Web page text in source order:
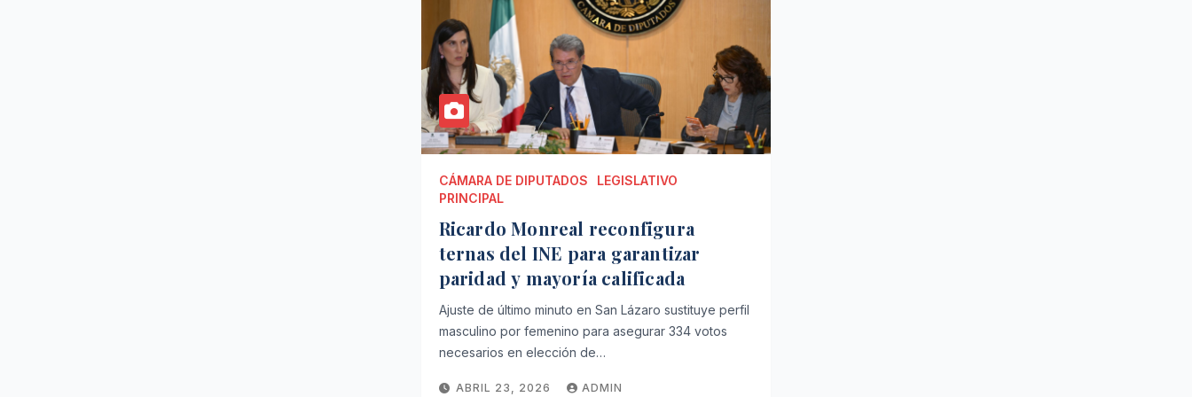
CÁMARA DE DIPUTADOS
LEGISLATIVO
PRINCIPAL
Ricardo Monreal reconfigura
ternas del INE para garantizar
paridad y mayoría calificada
Ajuste de último minuto en San Lázaro sustituye perfil
masculino por femenino para asegurar 334 votos
necesarios en elección de…
ABRIL 23, 2026 ADMIN